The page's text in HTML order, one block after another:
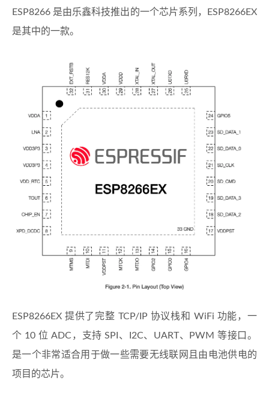
ESP8266 是由乐鑫科技推出的一个芯片系列，ESP8266EX
是其中的一款。
ESP8266EX 提供了完整 TCP/IP 协议栈和 WiFi 功能，一
个 10 位 ADC，支持 SPI、I2C、UART、PWM 等接口。
是一个非常适合用于做一些需要无线联网且由电池供电的
项目的芯片。